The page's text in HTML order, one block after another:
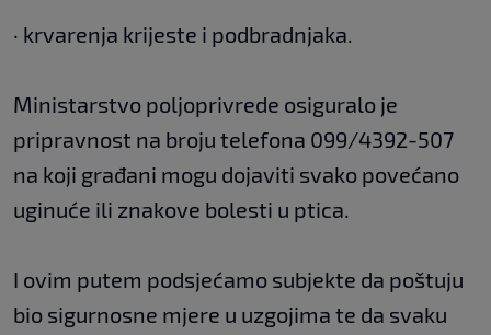
· krvarenja krijeste i podbradnjaka.
Ministarstvo poljoprivrede osiguralo je
pripravnost na broju telefona 099/4392-507
na koji građani mogu dojaviti svako povećano
uginuće ili znakove bolesti u ptica.
I ovim putem podsjećamo subjekte da poštuju
bio sigurnosne mjere u uzgojima te da svaku